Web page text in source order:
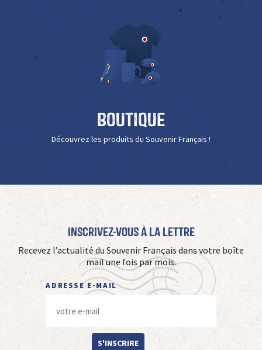
Boutique
Découvrez les produits du Souvenir Français !
Inscrivez-vous à La Lettre
Recevez l’actualité du Souvenir Français dans votre boîte
mail une fois par mois.
ADRESSE E-MAIL
S'INSCRIRE